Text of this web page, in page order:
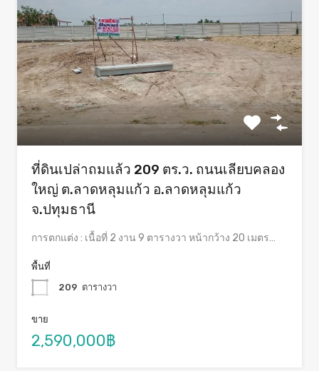
ที่ดินเปล่าถมแล้ว 209 ตร.ว. ถนนเลียบคลอง
ใหญ่ ต.ลาดหลุมแก้ว อ.ลาดหลุมแก้ว
จ.ปทุมธานี
การตกแต่ง : เนื้อที่ 2 งาน 9 ตารางวา หน้ากว้าง 20 เมตร…
พื้นที่
209 ตารางวา
ขาย
2,590,000฿